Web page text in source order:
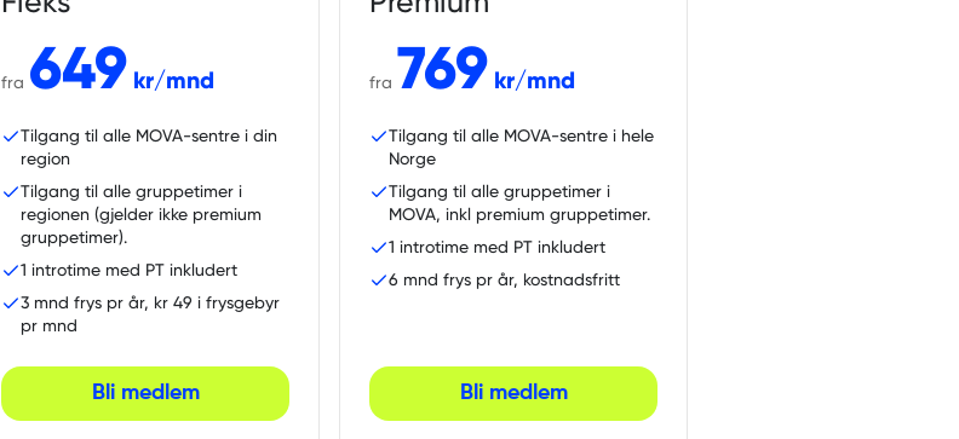
fra 649 kr/mnd
Tilgang til alle MOVA-sentre i din
region
Tilgang til alle gruppetimer i
regionen (gjelder ikke premium
gruppetimer).
1 introtime med PT inkludert
3 mnd frys pr år, kr 49 i frysgebyr
pr mnd
Bli medlem
fra 769 kr/mnd
Tilgang til alle MOVA-sentre i hele
Norge
Tilgang til alle gruppetimer i
MOVA, inkl premium gruppetimer.
1 introtime med PT inkludert
6 mnd frys pr år, kostnadsfritt
Bli medlem